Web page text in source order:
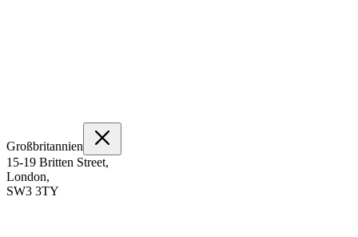
Großbritannien
15-19 Britten Street,
London,
SW3 3TY